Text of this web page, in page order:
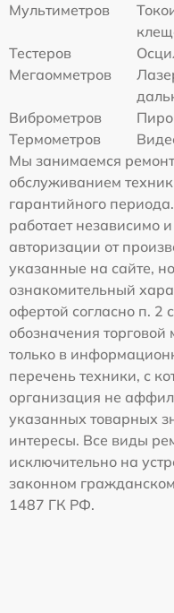
Мультиметров
Тестеров
Мегаомметров
Виброметров
Термометров
Мы занимаемся
обслуживанием
гарантийного
работает независимо
авторизации от
указанные на сайте,
ознакомительный
офертой согласно п. 2
обозначения
только в
перечень техники, с
организация не
указанных товарных
интересы. Все виды
исключительно на
законном гражданском
1487 ГК РФ.